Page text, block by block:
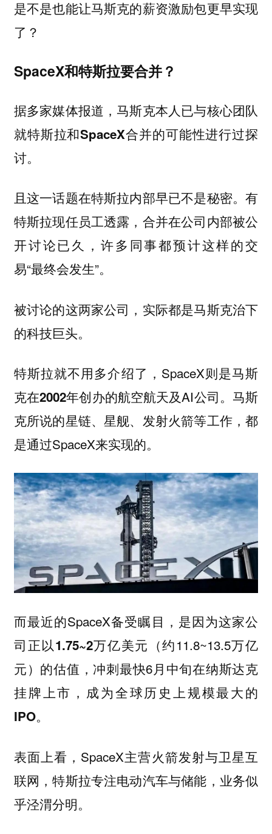
是不是也能让马斯克的薪资激励包更早实现
了？
SpaceX和特斯拉要合并？
据多家媒体报道，马斯克本人已与核心团队
就特斯拉和SpaceX合并的可能性进行过探
讨。
且这一话题在特斯拉内部早已不是秘密。有
特斯拉现任员工透露，合并在公司内部被公
开讨论已久，许多同事都预计这样的交
易“最终会发生”。
被讨论的这两家公司，实际都是马斯克治下
的科技巨头。
特斯拉就不用多介绍了，SpaceX则是马斯
克在2002年创办的航空航天及AI公司。马斯
克所说的星链、星舰、发射火箭等工作，都
是通过SpaceX来实现的。
而最近的SpaceX备受瞩目，是因为这家公
司正以1.75~2万亿美元 （约11.8~13.5万亿
元）的估值，冲刺最快6月中旬在纳斯达克
挂牌上市，成为全球历史上规模最大的
IPO。
表面上看，SpaceX主营火箭发射与卫星互
联网，特斯拉专注电动汽车与储能，业务似
乎泾渭分明。